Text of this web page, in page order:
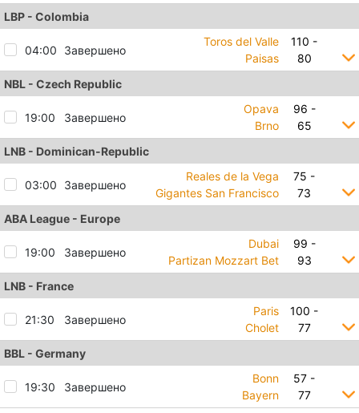
LBP - Colombia
04:00 Завершено
Toros del Valle
Paisas
110 -
80
NBL - Czech Republic
19:00 Завершено
Opava
Brno
96 -
65
LNB - Dominican-Republic
03:00 Завершено
Reales de la Vega
Gigantes San Francisco
75 -
73
ABA League - Europe
19:00 Завершено
Dubai
Partizan Mozzart Bet
99 -
93
LNB - France
21:30 Завершено
Paris
Cholet
100 -
77
BBL - Germany
19:30 Завершено
Bonn
Bayern
57 -
77